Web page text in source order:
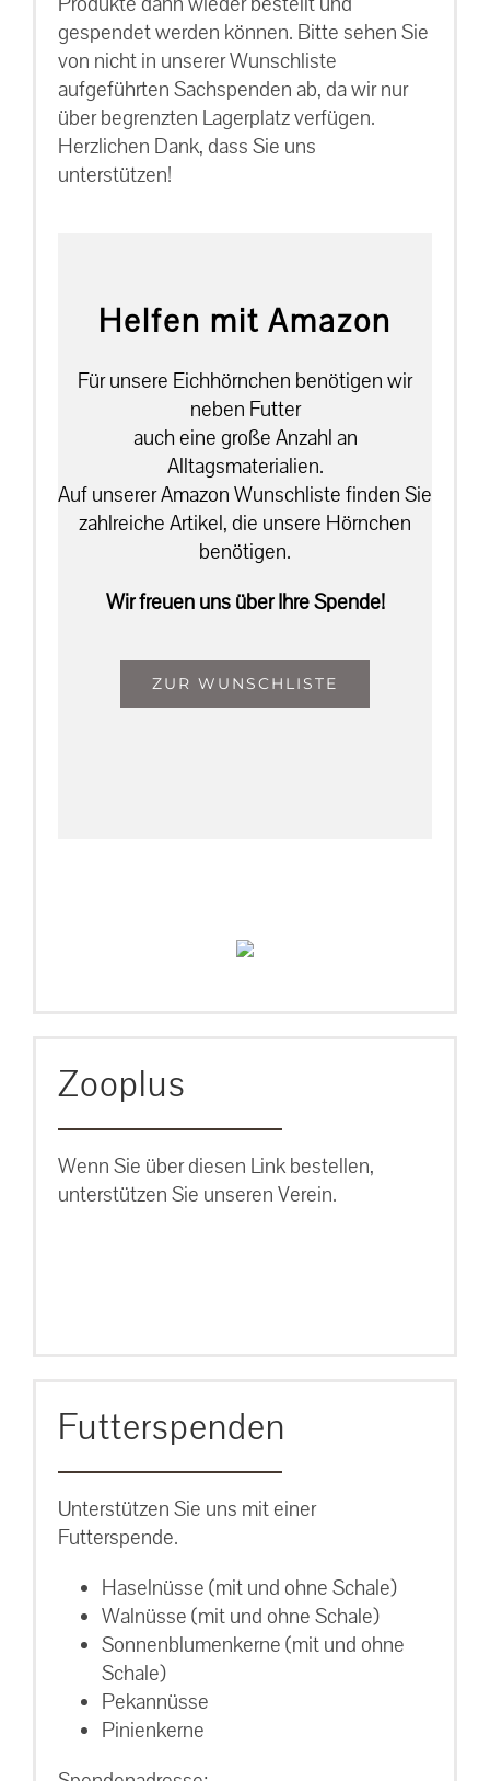
gespendet werden können. Bitte sehen Sie
von nicht in unserer Wunschliste
aufgeführten Sachspenden ab, da wir nur
über begrenzten Lagerplatz verfügen.
Herzlichen Dank, dass Sie uns
unterstützen!
Helfen mit Amazon
Für unsere Eichhörnchen benötigen wir
neben Futter
auch eine große Anzahl an
Alltagsmaterialien.
Auf unserer Amazon Wunschliste finden Sie
zahlreiche Artikel, die unsere Hörnchen
benötigen.
Wir freuen uns über Ihre Spende!
ZUR WUNSCHLISTE
Zooplus
Wenn Sie über diesen Link bestellen,
unterstützen Sie unseren Verein.
Futterspenden
Unterstützen Sie uns mit einer
Futterspende.
Haselnüsse (mit und ohne Schale)
Walnüsse (mit und ohne Schale)
Sonnenblumenkerne (mit und ohne
Schale)
Pekannüsse
Pinienkerne